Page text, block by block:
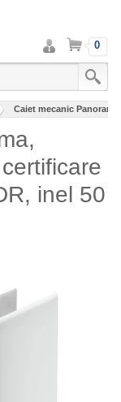
Intra
in
cont
Cos 0
Caiet mecanic
inel 50